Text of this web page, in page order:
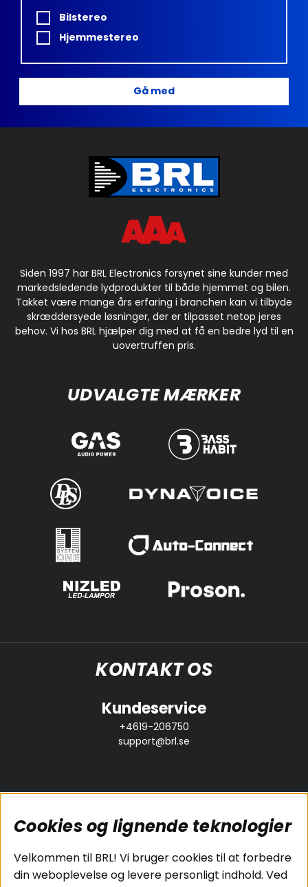
Bilstereo
Hjemmestereo
Gå med
Siden 1997 har BRL Electronics forsynet sine kunder med
markedsledende lydprodukter til både hjemmet og bilen.
Takket være mange års erfaring i branchen kan vi tilbyde
skræddersyede løsninger, der er tilpasset netop jeres
behov. Vi hos BRL hjælper dig med at få en bedre lyd til en
uovertruffen pris.
UDVALGTE MÆRKER
KONTAKT OS
Kundeservice
+4619-206750
support@brl.se
Populære sider
Pakkeløsninger
Bilstereo
Kundeservice
Cookies
Handelsbetingelser
Cookies og lignende teknologier
Velkommen til BRL! Vi bruger cookies til at forbedre
din weboplevelse og levere personligt indhold. Ved